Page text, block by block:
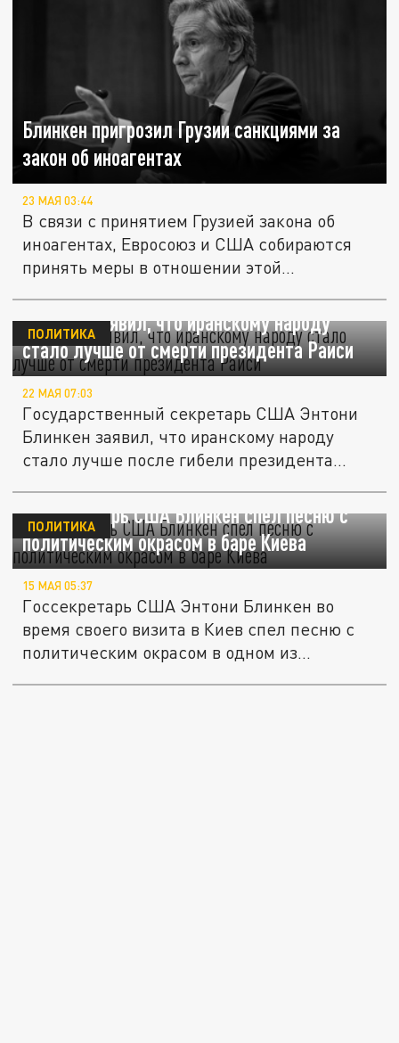
Блинкен пригрозил Грузии санкциями за
закон об иноагентах
23 МАЯ 03:44
В связи с принятием Грузией закона об
иноагентах, Евросоюз и США собираются
принять меры в отношении этой...
Блинкен заявил, что иранскому народу
стало лучше от смерти президента Раиси
ПОЛИТИКА
22 МАЯ 07:03
Государственный секретарь США Энтони
Блинкен заявил, что иранскому народу
стало лучше после гибели президента...
Госсекретарь США Блинкен спел песню с
политическим окрасом в баре Киева
ПОЛИТИКА
15 МАЯ 05:37
Госсекретарь США Энтони Блинкен во
время своего визита в Киев спел песню с
политическим окрасом в одном из...